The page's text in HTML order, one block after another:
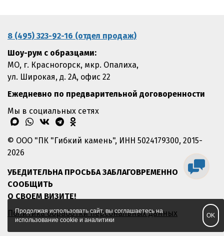
8 (495) 323-92-16 (отдел продаж)
Шоу-рум с образцами:
МО, г. Красногорск, мкр. Опалиха,
ул. Широкая, д. 2А, офис 22
Ежедневно по предварительной договоренности
Мы в социальных сетях
max whatsapp
vk telegramodnoklassniki
© ООО "ПК "Гибкий камень", ИНН 5024179300, 2015-
2026
УБЕДИТЕЛЬНА ПРОСЬБА ЗАБЛАГОВРЕМЕННО
СООБЩИТЬ
О СВОЕМ ВИЗИТЕ!
Политика обработки персональных данных
Продолжая использовать сайт, вы соглашаетесь на
использование cookie и аналитики
OK